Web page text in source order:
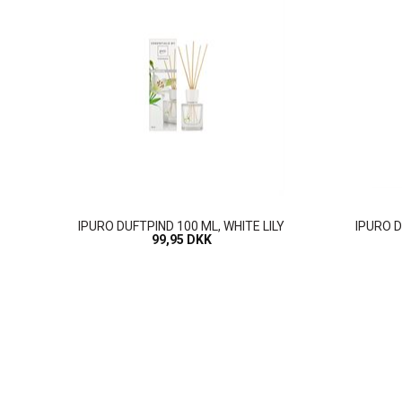
IPURO DUFTPIND 100 ML, WHITE LILY
99,95 DKK
IPURO